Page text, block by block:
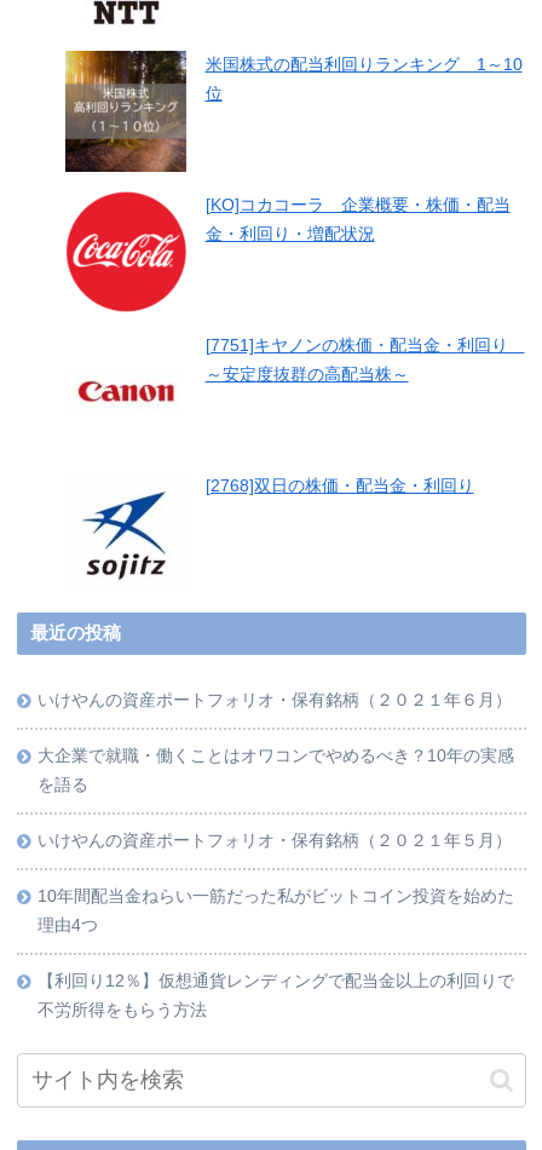
米国株式の配当利回りランキング 1～10
位
[KO]コカコーラ 企業概要・株価・配当
金・利回り・増配状況
[7751]キヤノンの株価・配当金・利回り
～安定度抜群の高配当株～
[2768]双日の株価・配当金・利回り
最近の投稿
いけやんの資産ポートフォリオ・保有銘柄（２０２１年６月）
大企業で就職・働くことはオワコンでやめるべき？10年の実感
を語る
いけやんの資産ポートフォリオ・保有銘柄（２０２１年５月）
10年間配当金ねらい一筋だった私がビットコイン投資を始めた
理由4つ
【利回り12％】仮想通貨レンディングで配当金以上の利回りで
不労所得をもらう方法